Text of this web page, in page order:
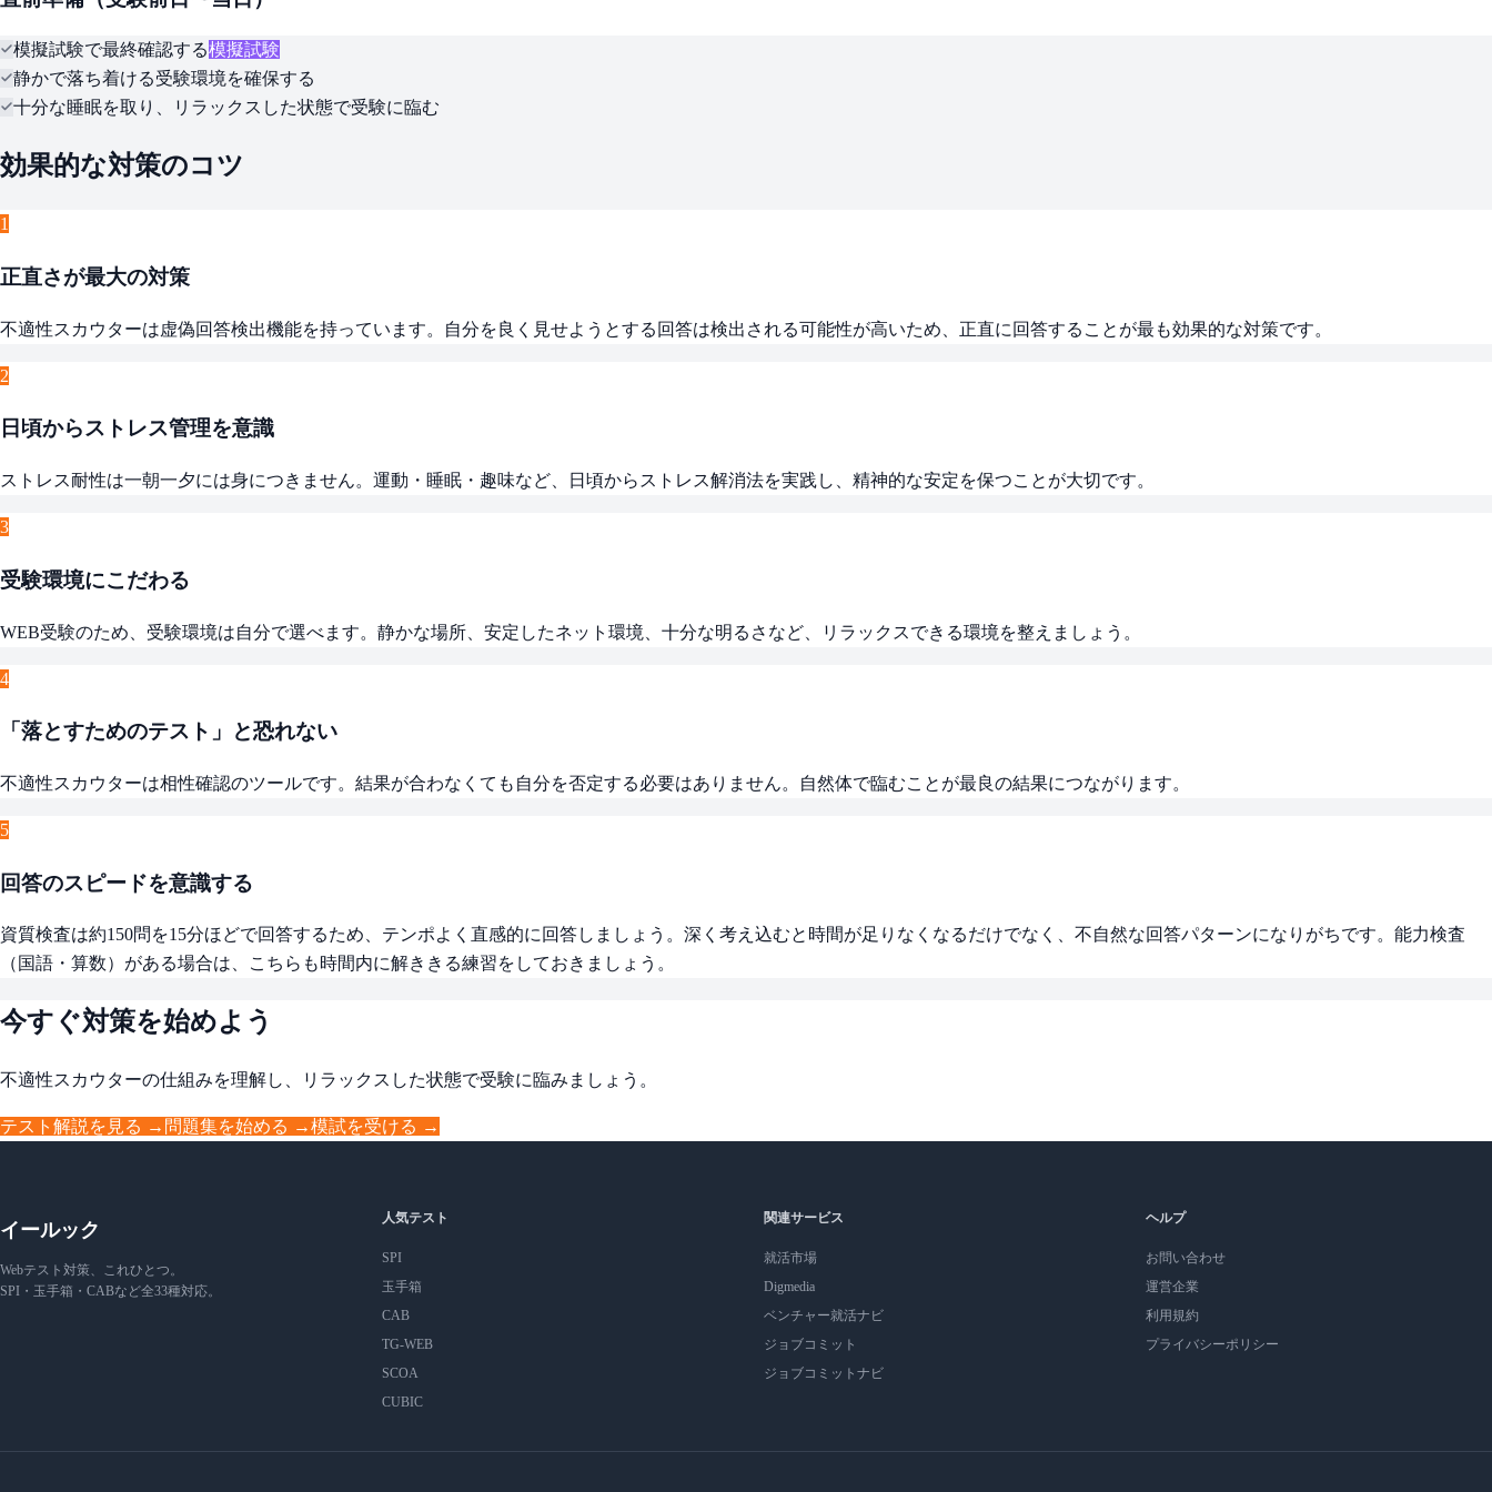
模擬試験で最終確認する模擬試験
静かで落ち着ける受験環境を確保する
十分な睡眠を取り、リラックスした状態で受験に臨む
効果的な対策のコツ
1
正直さが最大の対策
不適性スカウターは虚偽回答検出機能を持っています。自分を良く見せようとする回答は検出される可能性が高いため、正直に回答することが最も効果的な対策です。
2
日頃からストレス管理を意識
ストレス耐性は一朝一夕には身につきません。運動・睡眠・趣味など、日頃からストレス解消法を実践し、精神的な安定を保つことが大切です。
3
受験環境にこだわる
WEB受験のため、受験環境は自分で選べます。静かな場所、安定したネット環境、十分な明るさなど、リラックスできる環境を整えましょう。
4
「落とすためのテスト」と恐れない
不適性スカウターは相性確認のツールです。結果が合わなくても自分を否定する必要はありません。自然体で臨むことが最良の結果につながります。
5
回答のスピードを意識する
資質検査は約150問を15分ほどで回答するため、テンポよく直感的に回答しましょう。深く考え込むと時間が足りなくなるだけでなく、不自然な回答パターンになりがちです。能力検査
（国語・算数）がある場合は、こちらも時間内に解ききる練習をしておきましょう。
今すぐ対策を始めよう
不適性スカウターの仕組みを理解し、リラックスした状態で受験に臨みましょう。
テスト解説を見る → 問題集を始める →模試を受ける →
イールック
Webテスト対策、これひとつ。
SPI・玉手箱・CABなど全33種対応。
人気テスト
SPI
玉手箱
CAB
TG-WEB
SCOA
CUBIC
関連サービス
就活市場
Digmedia
ベンチャー就活ナビ
ジョブコミット
ジョブコミットナビ
ヘルプ
お問い合わせ
運営企業
利用規約
プライバシーポリシー